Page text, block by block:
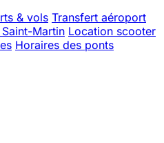
& vols Transfert aéroport
Martin Location scooter
Horaires des ponts